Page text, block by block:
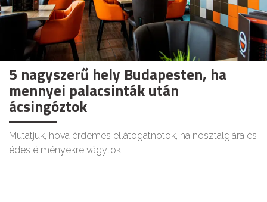
5 nagyszerű hely Budapesten, ha
mennyei palacsinták után
ácsingóztok
Mutatjuk, hova érdemes ellátogatnotok, ha nosztalgiára és
édes élményekre vágytok.